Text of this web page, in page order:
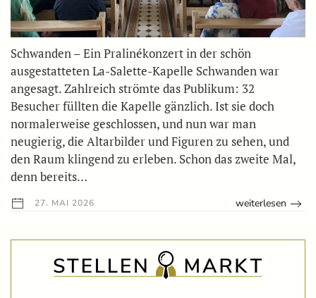
Schwanden – Ein Pralinékonzert in der schön
ausgestatteten La-Salette-Kapelle Schwanden war
angesagt. Zahlreich strömte das Publikum: 32
Besucher füllten die Kapelle gänzlich. Ist sie doch
normalerweise geschlossen, und nun war man
neugierig, die Altarbilder und Figuren zu sehen, und
den Raum klingend zu erleben. Schon das zweite Mal,
denn bereits…
27. MAI 2026 weiterlesen